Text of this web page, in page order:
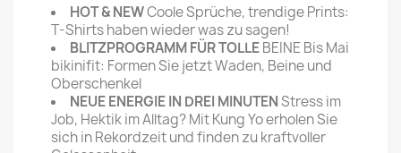
HOT & NEWCoole Sprüche, trendige Prints:
T-Shirts haben wieder was zu sagen!
BLITZPROGRAMM FÜR TOLLEBEINE Bis Mai
bikinifit: Formen Sie jetzt Waden, Beine und
Oberschenkel
NEUE ENERGIE IN DREI MINUTENStress im
Job, Hektik im Alltag? Mit Kung Yo erholen Sie
sich in Rekordzeit und finden zu kraftvoller